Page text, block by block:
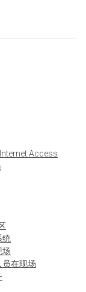
Access
统
场
在现场